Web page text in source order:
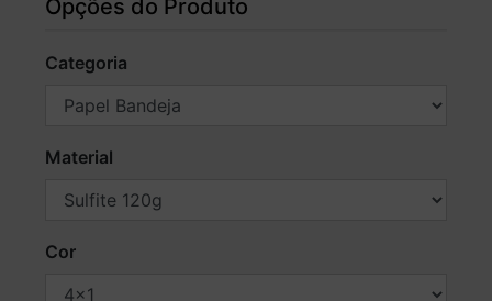
Opções do Produto
Categoria
Material
Cor